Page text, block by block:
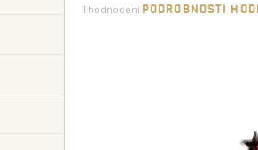
Průměrné
1 hodnocení PODROBNOSTI